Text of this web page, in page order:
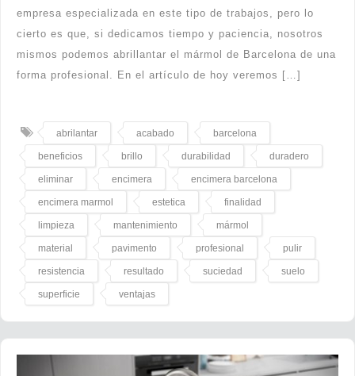
empresa especializada en este tipo de trabajos, pero lo
cierto es que, si dedicamos tiempo y paciencia, nosotros
mismos podemos abrillantar el mármol de Barcelona de una
forma profesional. En el artículo de hoy veremos […]
abrilantar acabado barcelona
beneficios brillo durabilidad duradero
eliminar encimera encimera barcelona
encimera marmol estetica finalidad
limpieza mantenimiento mármol
material pavimento profesional pulir
resistencia resultado suciedad suelo
superficie ventajas